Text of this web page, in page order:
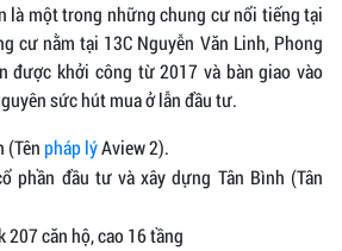
là một trong những chung cư nổi tiếng tại
cư nằm tại 13C Nguyễn Văn Linh, Phong
được khởi công từ 2017 và bàn giao vào
sức hút mua ở lẫn đầu tư.
(Tên pháp lýAview 2).
phần đầu tư và xây dựng Tân Bình (Tân
207 căn hộ, cao 16 tầng